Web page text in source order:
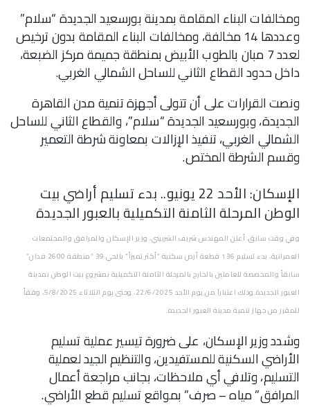
ومخالفات البناء المقامة بمدينة بورسعيد الجديدة “سلام”
وعددها 14 مخالفة، ومخالفات البناء المقامة بدون ترخيص
لعدد 7 مبان بالطوب الأبيض بمنطقة جميمة مركز الضبعة،
داخل حدود القطاع الثاني للساحل الشمالي الغربي.
ونصت القرارات على أن تتولى أجهزة تنمية مدن القاهرة
الجديدة، وبورسعيد الجديدة “سلام”، والقطاع الثاني للساحل
الشمالي الغربي، تنفيذ الإزالات بمعاونة شرطة التعمير
وقسم الشرطة المختص.
الإسكان: الأحد 22 يونيو.. بدء تسليم أراضي بيت
الوطن المرحلة الثامنة التكميلية بالعبور الجديدة
وفي وقت سابق، أعلن المهندس شريف الشربيني، وزير الإسكان والمرافق والمجتمعات
العمرانية، بدء تسليم 136 قطعة أرض سكنية “أكثر تميزاً” بالحي 39 “منطقة 2600 فدان”
سابقاً والمخصصة للعاملين بالخارج بالمرحلة الثامنة التكميلية بمشروع بيت الوطن بمدينة
العبور الجديدة.وذلك اعتباراَ من يوم الأحد 22/6/2025، وحتى يوم الثلاثاء 5/8/2025، وفقاً
للمقرر من جهاز تنمية مدينة العبور الجديدة.
وشدد وزير الإسكان، على ضرورة تيسير عملية تسليم
الأراضي السكنية للمستفيدين، والتنظيم الجيد لعملية
التسليم، وتلافي أي ملاحظات، بجانب مراجعة أعمال
المرافق” مياه – صرف” بمواقع تسليم قطع الأراضي.